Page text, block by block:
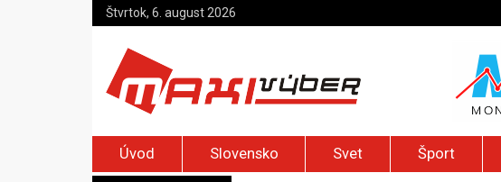
Štvrtok, 6. august 2026
Úvod Slovensko Svet Šport